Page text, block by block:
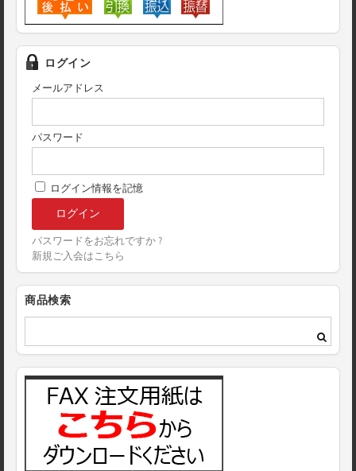
ログイン
メールアドレス
パスワード
ログイン情報を記憶
パスワードをお忘れですか ?
新規ご入会はこちら
商品検索